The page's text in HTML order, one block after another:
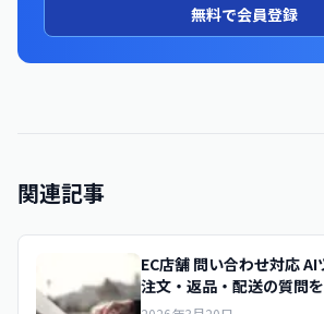
無料で会員登録
関連記事
EC店舗 問い合わせ対応 AI
注文・返品・配送の質問
けAIの選び方